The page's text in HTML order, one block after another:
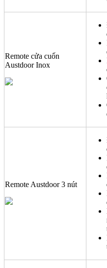
Remote cửa cuốn
Austdoor Inox
Remote Austdoor 3 nút